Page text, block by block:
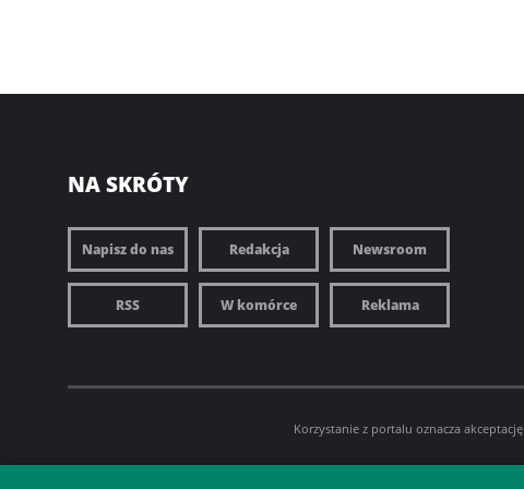
NA SKRÓTY
Napisz do nas Redakcja Newsroom
RSS W komórce Reklama
Korzystanie z portalu oznacza akceptację